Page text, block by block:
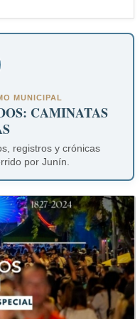
MUNICIPAL
CAMINATAS
registros y crónicas
por Junín.